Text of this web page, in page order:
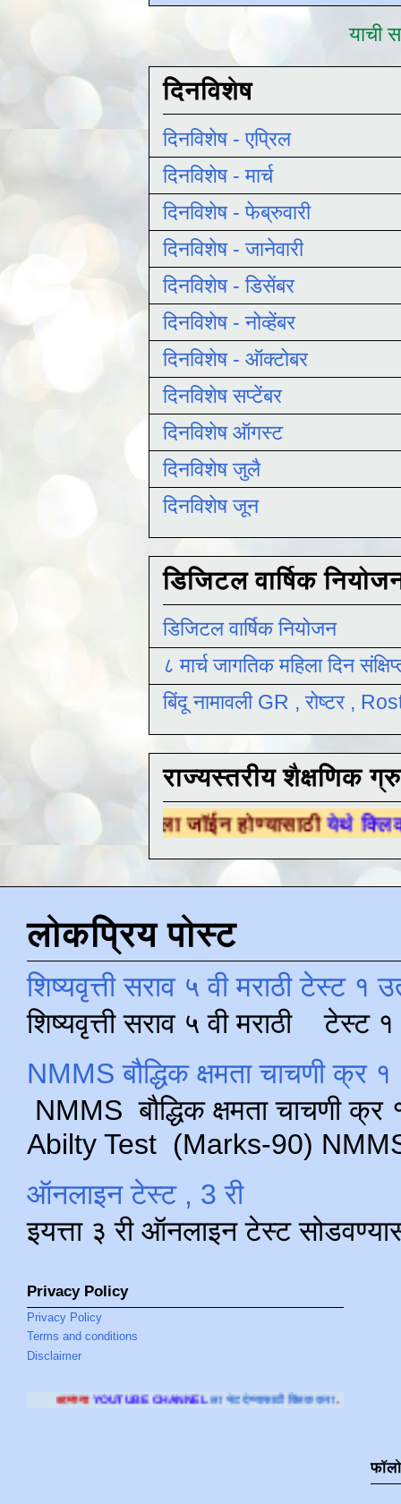
याची
दिनविशेष
दिनविशेष - एप्रिल
दिनविशेष - मार्च
दिनविशेष - फेब्रुवारी
दिनविशेष - जानेवारी
दिनविशेष - डिसेंबर
दिनविशेष - नोव्हेंबर
दिनविशेष - ऑक्टोबर
दिनविशेष सप्टेंबर
दिनविशेष ऑगस्ट
दिनविशेष जुलै
दिनविशेष जून
डिजिटल वार्षिक
डिजिटल वार्षिक नियोजन
८ मार्च जागतिक महिला दिन
बिंदू नामावली GR , रोष्टर ,
राज्यस्तरीय शैक्षणिक
जॉईन होण्यासाठीयेथे क्लिक करा .
लोकप्रिय पोस्ट
शिष्यवृत्ती सराव ५ वी मराठी टेस्ट १
शिष्यवृत्ती सराव ५ वी मराठी टेस्ट
NMMS बौद्धिक क्षमता चाचणी क्र
NMMS बौद्धिक क्षमता चाचणी
Abilty Test (Marks-90) NMMS
ऑनलाइन टेस्ट , 3 री
इयत्ता ३ री ऑनलाइन टेस्ट
Privacy Policy
Privacy Policy
Terms and conditions
Disclaimer
CHANNELला भेट देण्यासाठी क्लिक करा.